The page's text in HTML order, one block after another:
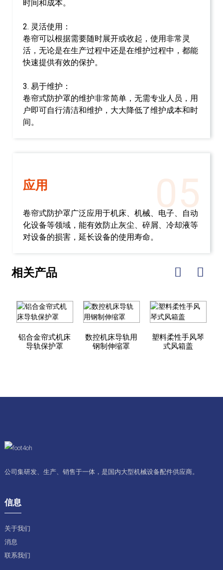
时间和成本。
2. 灵活使用：
卷帘可以根据需要随时展开或收起，使用非常灵
活，无论是在生产过程中还是在维护过程中，都能
快速提供有效的保护。
3. 易于维护：
卷帘式防护罩的维护非常简单，无需专业人员，用
户即可自行清洁和维护，大大降低了维护成本和时
间。
05
应用
卷帘式防护罩广泛应用于机床、机械、电子、自动
化设备等领域，能有效防止灰尘、碎屑、冷却液等
对设备的损害，延长设备的使用寿命。
相关产品
铝合金帘式机床
导轨保护罩
数控机床导轨用
钢制伸缩罩
塑料柔性手风琴
式风箱盖
公司集研发、生产、销售于一体，是国内大型机械设备配件供应商。
信息
关于我们
消息
联系我们